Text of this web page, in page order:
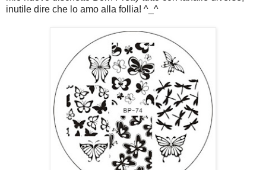
inutile dire che lo amo alla follia! ^_^